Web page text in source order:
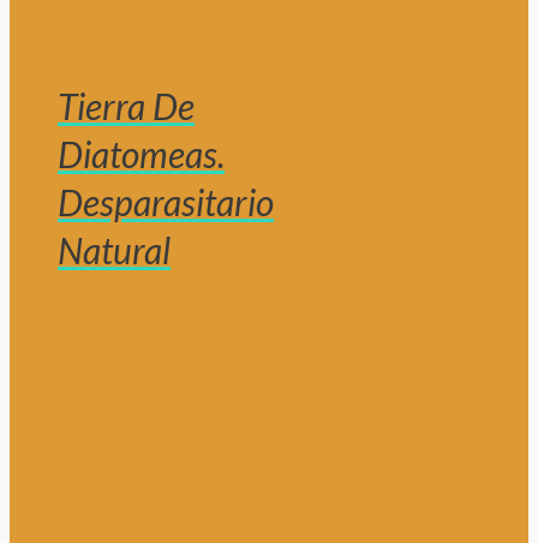
Tierra De
Diatomeas.
Desparasitario
Natural